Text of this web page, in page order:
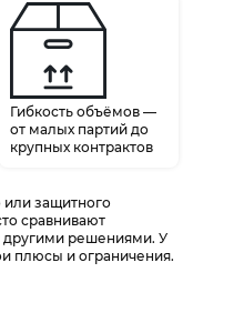
Гибкость объёмов —
от малых партий до
крупных контрактов
защитного
сравнивают
другими решениями. У
плюсы и ограничения.